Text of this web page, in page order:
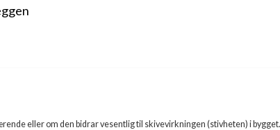
eller om den bidrar vesentlig til skivevirkningen (stivheten) i